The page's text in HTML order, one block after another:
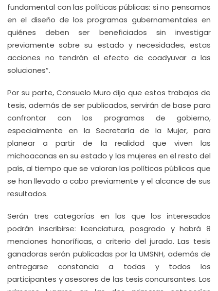
fundamental con las políticas públicas: si no pensamos
en el diseño de los programas gubernamentales en
quiénes deben ser beneficiados sin investigar
previamente sobre su estado y necesidades, estas
acciones no tendrán el efecto de coadyuvar a las
soluciones”.
Por su parte, Consuelo Muro dijo que estos trabajos de
tesis, además de ser publicados, servirán de base para
confrontar con los programas de gobierno,
especialmente en la Secretaría de la Mujer, para
planear a partir de la realidad que viven las
michoacanas en su estado y las mujeres en el resto del
país, al tiempo que se valoran las políticas públicas que
se han llevado a cabo previamente y el alcance de sus
resultados.
Serán tres categorías en las que los interesados
podrán inscribirse: licenciatura, posgrado y habrá 8
menciones honoríficas, a criterio del jurado. Las tesis
ganadoras serán publicadas por la UMSNH, además de
entregarse constancia a todas y todos los
participantes y asesores de las tesis concursantes. Los